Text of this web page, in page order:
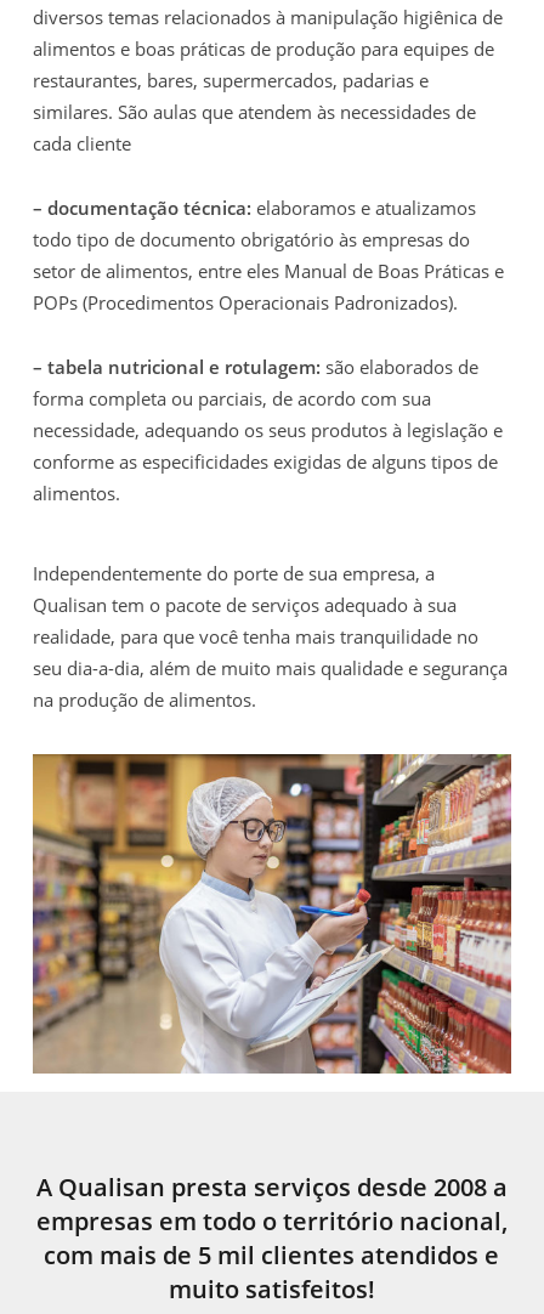
diversos temas relacionados à manipulação higiênica de
alimentos e boas práticas de produção para equipes de
restaurantes, bares, supermercados, padarias e
similares. São aulas que atendem às necessidades de
cada cliente
– documentação técnica: elaboramos e atualizamos
todo tipo de documento obrigatório às empresas do
setor de alimentos, entre eles Manual de Boas Práticas e
POPs (Procedimentos Operacionais Padronizados).
– tabela nutricional e rotulagem: são elaborados de
forma completa ou parciais, de acordo com sua
necessidade, adequando os seus produtos à legislação e
conforme as especificidades exigidas de alguns tipos de
alimentos.
Independentemente do porte de sua empresa, a
Qualisan tem o pacote de serviços adequado à sua
realidade, para que você tenha mais tranquilidade no
seu dia-a-dia, além de muito mais qualidade e segurança
na produção de alimentos.
A Qualisan presta serviços desde 2008 a
empresas em todo o território nacional,
com mais de 5 mil clientes atendidos e
muito satisfeitos!